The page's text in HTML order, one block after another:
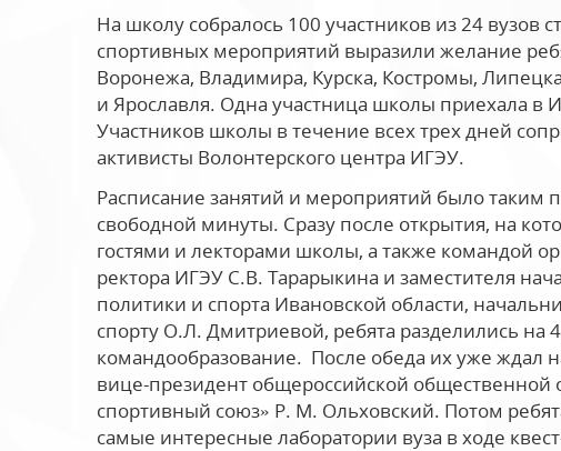
На школу собралось 100 участников из 24 вузов
спортивных мероприятий выразили желание
Воронежа, Владимира, Курска, Костромы,
и Ярославля. Одна участница школы приехала в
Участников школы в течение всех трех дней
активисты Волонтерского центра ИГЭУ.
Расписание занятий и мероприятий было таким
свободной минуты. Сразу после открытия, на
гостями и лекторами школы, а также командой
ректора ИГЭУ С.В. Тарарыкина и заместителя
политики и спорта Ивановской области,
спорту О.Л. Дмитриевой, ребята разделились
командообразование. После обеда их уже ждал
вице-президент общероссийской общественной
спортивный союз» Р. М. Ольховский. Потом
самые интересные лаборатории вуза в ходе